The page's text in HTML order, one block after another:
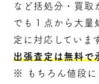
など括処分・ 買取
でも１点から大量
定に対応しています
出張査定は無料で
※ もちろん値段に